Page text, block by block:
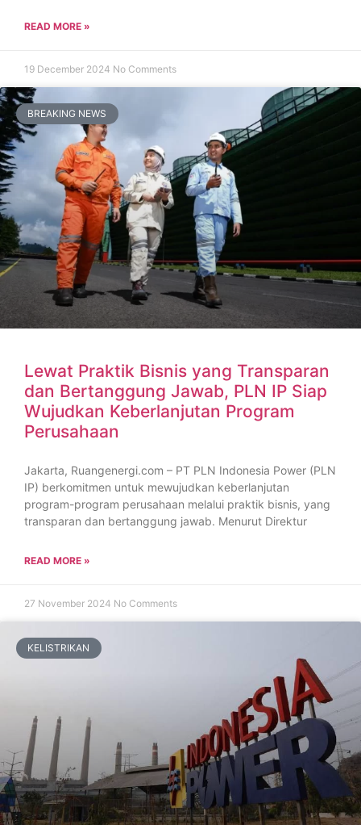
READ MORE »
19 December 2024 No Comments
BREAKING NEWS
Lewat Praktik Bisnis yang Transparan
dan Bertanggung Jawab, PLN IP Siap
Wujudkan Keberlanjutan Program
Perusahaan
Jakarta, Ruangenergi.com – PT PLN Indonesia Power (PLN
IP) berkomitmen untuk mewujudkan keberlanjutan
program-program perusahaan melalui praktik bisnis, yang
transparan dan bertanggung jawab. Menurut Direktur
READ MORE »
27 November 2024 No Comments
KELISTRIKAN